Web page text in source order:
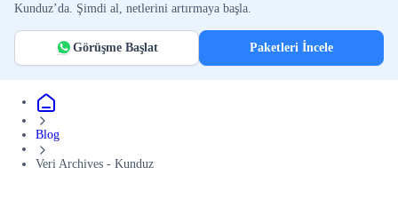
Kunduz’da. Şimdi al, netlerini artırmaya başla.
Görüşme Başlat Paketleri İncele
Blog
Veri Archives - Kunduz